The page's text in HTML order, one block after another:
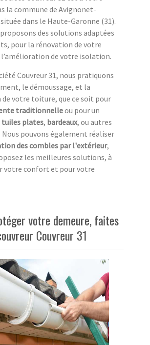
la commune de Avignonet-
dans le Haute-Garonne (31).
des solutions adaptées
pour la rénovation de votre
de votre isolation.
Couvreur 31, nous pratiquons
le démoussage, et la
votre toiture, que ce soit pour
traditionnelleou pour un
tuiles plates, bardeaux, ou autres
Nous pouvons également réaliser
des combles par l'extérieur,
les meilleures solutions, à
votre confort et pour votre
votre demeure, faites
Couvreur 31